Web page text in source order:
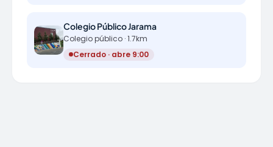
Colegio Público Jarama
Colegio público · 1.7km
Cerrado · abre 9:00